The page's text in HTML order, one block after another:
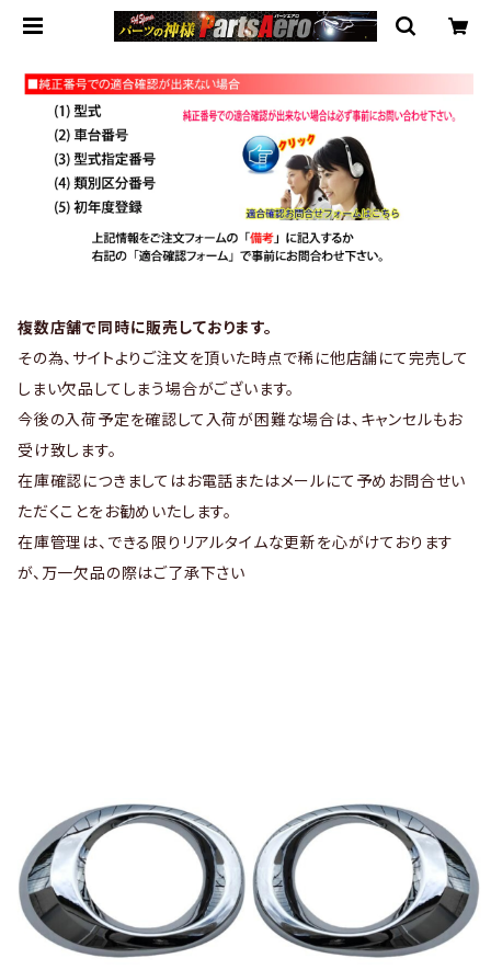
複数店舗で同時に販売しております。
その為、サイトよりご注文を頂いた時点で稀に他店舗にて完売して
しまい欠品してしまう場合がございます。
今後の入荷予定を確認して入荷が困難な場合は、キャンセルもお
受け致します。
在庫確認につきましてはお電話またはメールにて予めお問合せい
ただくことをお勧めいたします。
在庫管理は、できる限りリアルタイムな更新を心がけております
が、万一欠品の際はご了承下さい